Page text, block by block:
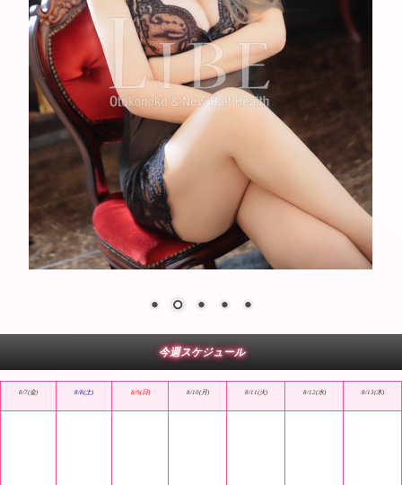
今週スケジュール
8/7(金) 8/8(土) 8/9(日) 8/10(月) 8/11(火) 8/12(水) 8/13(木)